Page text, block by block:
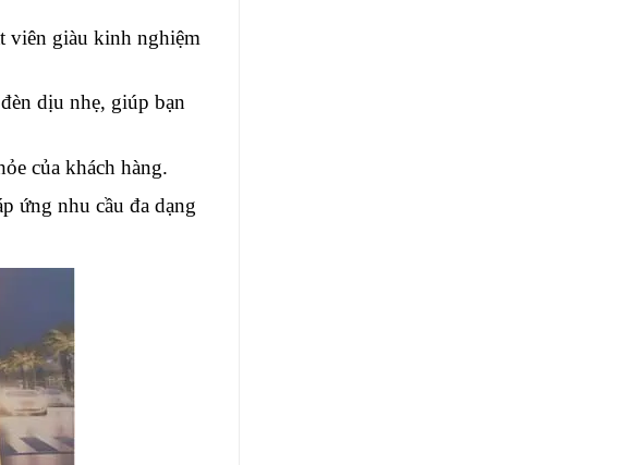
viên giàu kinh nghiệm
dịu nhẹ, giúp bạn
của khách hàng.
ứng nhu cầu đa dạng